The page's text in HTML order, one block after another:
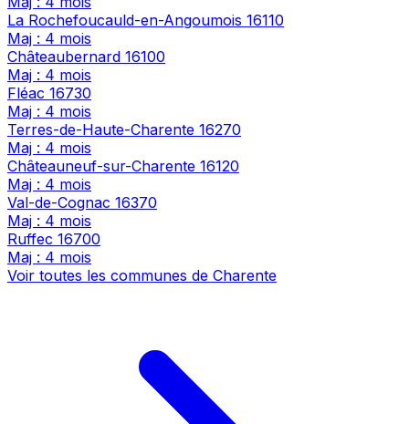
La Rochefoucauld-en-Angoumois 16110
Maj : 4 mois
Châteaubernard 16100
Maj : 4 mois
Fléac 16730
Maj : 4 mois
Terres-de-Haute-Charente 16270
Maj : 4 mois
Châteauneuf-sur-Charente 16120
Maj : 4 mois
Val-de-Cognac 16370
Maj : 4 mois
Ruffec 16700
Maj : 4 mois
Voir toutes les communes de Charente